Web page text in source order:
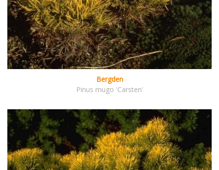
Bergden
Pinus mugo 'Carsten'